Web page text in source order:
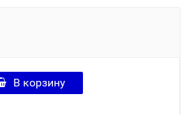
В корзину